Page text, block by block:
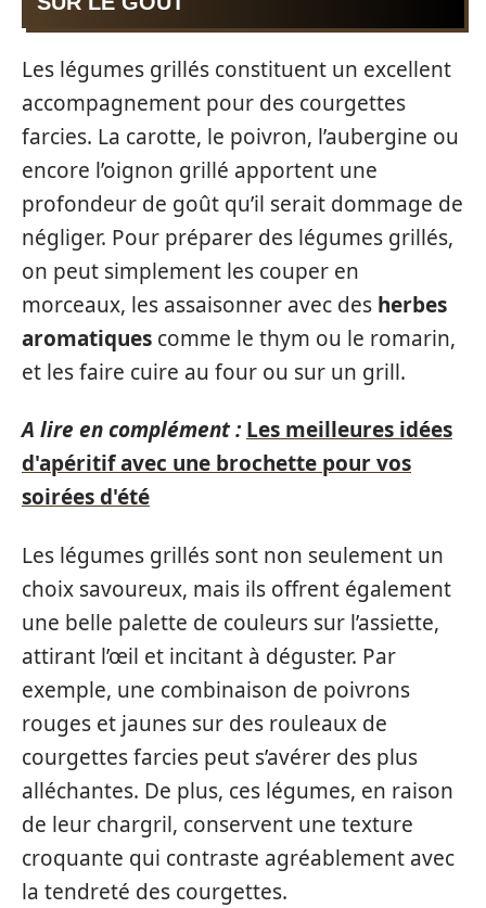
Les légumes grillés constituent un excellent
accompagnement pour des courgettes
farcies. La carotte, le poivron, l’aubergine ou
encore l’oignon grillé apportent une
profondeur de goût qu’il serait dommage de
négliger. Pour préparer des légumes grillés,
on peut simplement les couper en
morceaux, les assaisonner avec des herbes
aromatiques comme le thym ou le romarin,
et les faire cuire au four ou sur un grill.
A lire en complément : Les meilleures idées
d'apéritif avec une brochette pour vos
soirées d'été
Les légumes grillés sont non seulement un
choix savoureux, mais ils offrent également
une belle palette de couleurs sur l’assiette,
attirant l’œil et incitant à déguster. Par
exemple, une combinaison de poivrons
rouges et jaunes sur des rouleaux de
courgettes farcies peut s’avérer des plus
alléchantes. De plus, ces légumes, en raison
de leur chargril, conservent une texture
croquante qui contraste agréablement avec
la tendreté des courgettes.